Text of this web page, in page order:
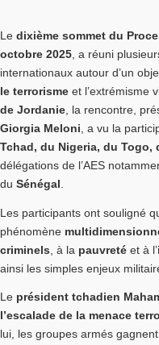
Le dixième sommet du
octobre 2025, a réuni
internationaux autour d’un
le terrorisme et l’extrémisme
de Jordanie, la rencontre,
Giorgia Meloni, a vu la
Tchad, du Nigeria, du Togo,
délégations de l’AES
du Sénégal.
Les participants ont souligné
phénomène
criminels , à la pauvreté et à l’
ainsi les simples enjeux
Le président tchadien
l’escalade de la menace
lui, les groupes armés